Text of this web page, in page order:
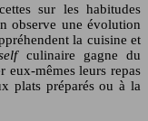
sur les habitudes
observe une évolution
la cuisine et
culinaire gagne du
eux-mêmes leurs repas
plats préparés ou à la